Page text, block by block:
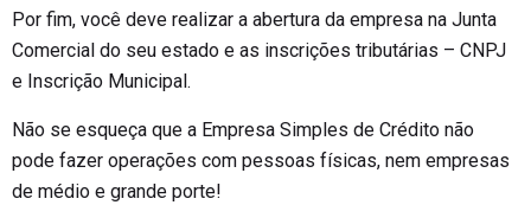
Por fim, você deve realizar a abertura da empresa na Junta
Comercial do seu estado e as inscrições tributárias – CNPJ
e Inscrição Municipal.
Não se esqueça que a Empresa Simples de Crédito não
pode fazer operações com pessoas físicas, nem empresas
de médio e grande porte!